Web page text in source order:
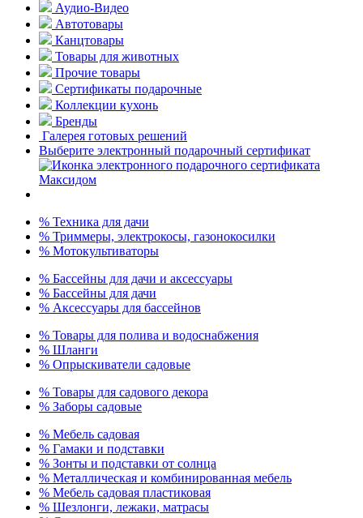
Аудио-Видео
Автотовары
Канцтовары
Товары для животных
Прочие товары
Сертификаты подарочные
Коллекции кухонь
Бренды
Галерея готовых решений
Выберите электронный подарочный сертификат
% Техника для дачи
% Триммеры, электрокосы, газонокосилки
% Мотокультиваторы
% Бассейны для дачи и аксессуары
% Бассейны для дачи
% Аксессуары для бассейнов
% Товары для полива и водоснабжения
% Шланги
% Опрыскиватели садовые
% Товары для садового декора
% Заборы садовые
% Мебель садовая
% Гамаки и подставки
% Зонты и подставки от солнца
% Металлическая и комбинированная мебель
% Мебель садовая пластиковая
% Шезлонги, лежаки, матрасы